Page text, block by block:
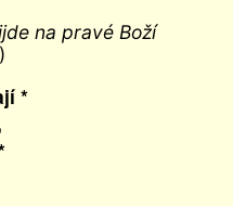
na pravé Boží
*